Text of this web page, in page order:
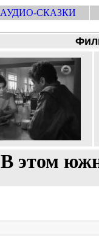
АУДИО-СКАЗКИ
В этом